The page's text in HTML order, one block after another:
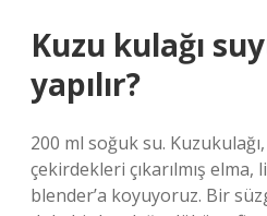
Kuzu kulağı
yapılır?
200 ml soğuk su.
çekirdekleri çıkarılmış
blender’a koyuyoruz. Bir